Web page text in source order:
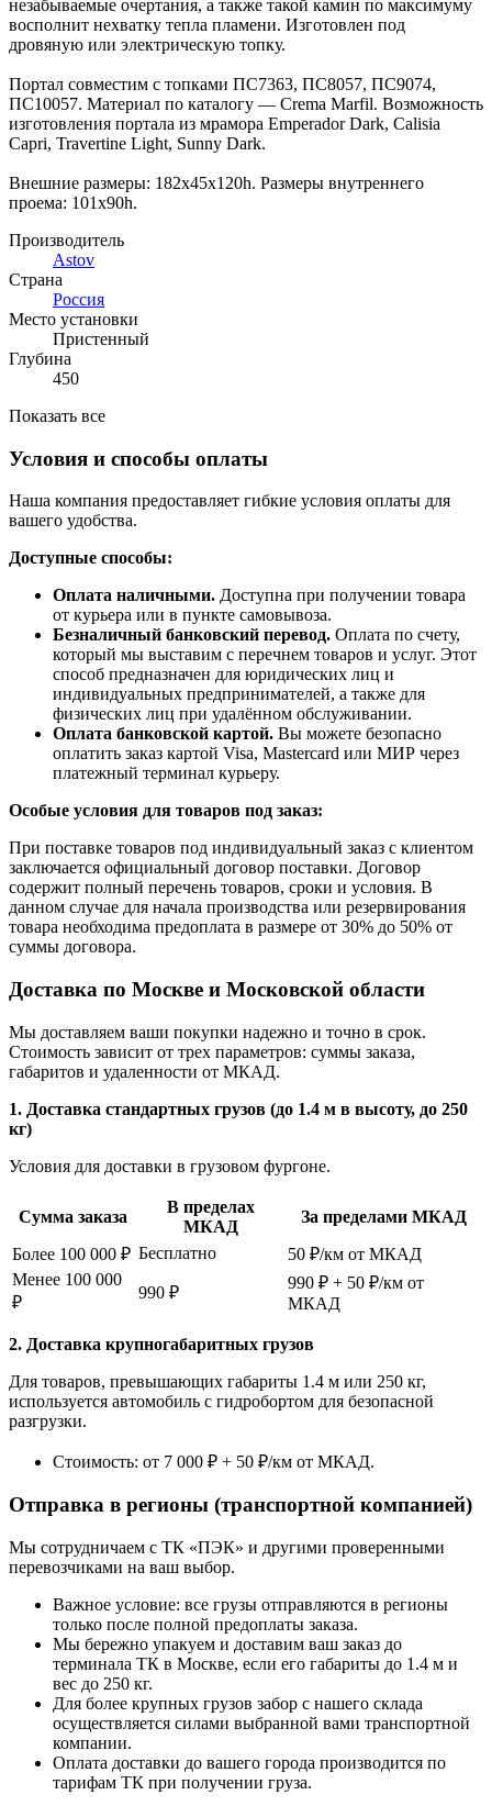
незабываемые очертания, а также такой камин по максимуму
восполнит нехватку тепла пламени. Изготовлен под
дровяную или электрическую топку.
Портал совместим с топками ПС7363, ПС8057, ПС9074,
ПС10057. Материал по каталогу — Crema Marfil. Возможность
изготовления портала из мрамора Emperador Dark, Calisia
Capri, Travertine Light, Sunny Dark.
Внешние размеры: 182x45x120h. Размеры внутреннего
проема: 101x90h.
Производитель
Astov
Страна
Россия
Место установки
Пристенный
Глубина
450
Показать все
Условия и способы оплаты
Наша компания предоставляет гибкие условия оплаты для
вашего удобства.
Доступные способы:
Оплата наличными. Доступна при получении товара
от курьера или в пункте самовывоза.
Безналичный банковский перевод. Оплата по счету,
который мы выставим с перечнем товаров и услуг. Этот
способ предназначен для юридических лиц и
индивидуальных предпринимателей, а также для
физических лиц при удалённом обслуживании.
Оплата банковской картой. Вы можете безопасно
оплатить заказ картой Visa, Mastercard или МИР через
платежный терминал курьеру.
Особые условия для товаров под заказ:
При поставке товаров под индивидуальный заказ с клиентом
заключается официальный договор поставки. Договор
содержит полный перечень товаров, сроки и условия. В
данном случае для начала производства или резервирования
товара необходима предоплата в размере от 30% до 50% от
суммы договора.
Доставка по Москве и Московской области
Мы доставляем ваши покупки надежно и точно в срок.
Стоимость зависит от трех параметров: суммы заказа,
габаритов и удаленности от МКАД.
1. Доставка стандартных грузов (до 1.4 м в высоту, до 250
кг)
Условия для доставки в грузовом фургоне.
Сумма заказа
В пределах
МКАД
За пределами МКАД
Более 100 000 ₽ Бесплатно
50 ₽/км от МКАД
Менее 100 000
₽
990 ₽
990 ₽ + 50 ₽/км от
МКАД
2. Доставка крупногабаритных грузов
Для товаров, превышающих габариты 1.4 м или 250 кг,
используется автомобиль с гидробортом для безопасной
разгрузки.
Стоимость: от 7 000 ₽ + 50 ₽/км от МКАД.
Отправка в регионы (транспортной компанией)
Мы сотрудничаем с ТК «ПЭК» и другими проверенными
перевозчиками на ваш выбор.
Важное условие: все грузы отправляются в регионы
только после полной предоплаты заказа.
Мы бережно упакуем и доставим ваш заказ до
терминала ТК в Москве, если его габариты до 1.4 м и
вес до 250 кг.
Для более крупных грузов забор с нашего склада
осуществляется силами выбранной вами транспортной
компании.
Оплата доставки до вашего города производится по
тарифам ТК при получении груза.